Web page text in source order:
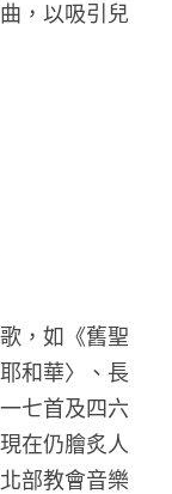
，以吸引兒
，如《舊聖
和華〉、長
七首及四六
在仍膾炙人
部教會音樂